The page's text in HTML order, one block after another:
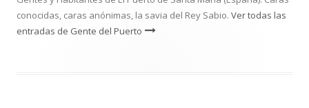
conocidas, caras anónimas, la savia del Rey Sabio. Ver todas las
entradas de Gente del Puerto